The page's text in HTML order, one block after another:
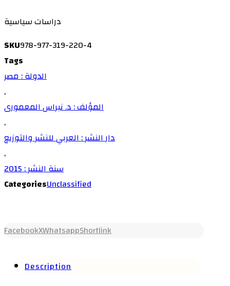
دراسات سياسية
SKU978-977-319-220-4
Tags
الدولة : مصر
,
المؤلف : د. نبراس المعمورى
,
دار النشر : العربي للنشر والتوزيع
,
سنة النشر : 2015
CategoriesUnclassified
FacebookXWhatsappShortlink
Description